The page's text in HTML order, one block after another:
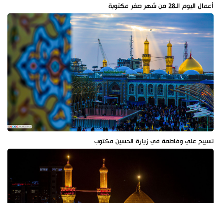
أعمال اليوم الـ28 من شهر صفر مكتوبة
تسبيح علي وفاطمة في زيارة الحسين مكتوب